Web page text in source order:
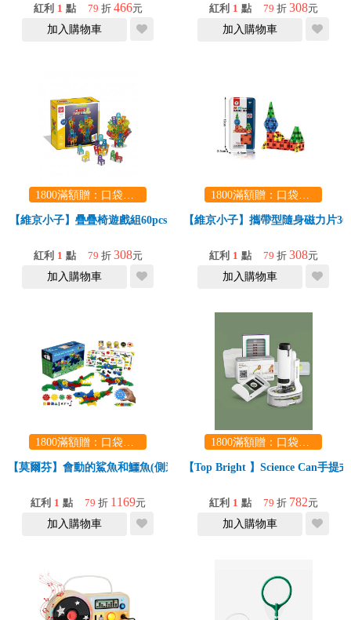
紅利 1 點 79 折 466元
加入購物車
紅利 1 點 79 折 308元
加入購物車
1800滿額贈：口袋玩具一份（隨機出貨） (summer read)
【維京小子】疊疊椅遊戲組60pcs
紅利 1 點 79 折 308元
加入購物車
1800滿額贈：口袋玩具一份（隨機出貨） (summer read)
【維京小子】攜帶型隨身磁力片
紅利 1 點 79 折 308元
加入購物車
1800滿額贈：口袋玩具一份（隨機出貨） (summer read)
【莫爾芬】會動的鯊魚和鱷魚(側邊連結/空間思維/感統積木)
紅利 1 點 79 折 1169元
加入購物車
1800滿額贈：口袋玩具一份（隨機出貨） (summer read)
【Top Bright 】Science Can手提
紅利 1 點 79 折 782元
加入購物車